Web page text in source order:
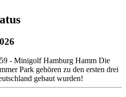
Die
Park gehören zu den ersten drei
gebaut wurden!